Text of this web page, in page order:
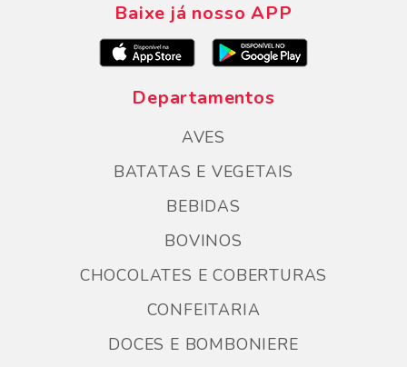
Baixe já nosso APP
Departamentos
AVES
BATATAS E VEGETAIS
BEBIDAS
BOVINOS
CHOCOLATES E COBERTURAS
CONFEITARIA
DOCES E BOMBONIERE